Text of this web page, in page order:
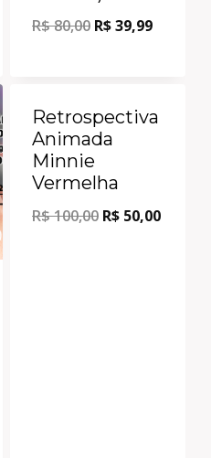
R$80,00 R$39,99
Retrospectiva
Animada
Minnie
Vermelha
R$100,00 R$ 50,00